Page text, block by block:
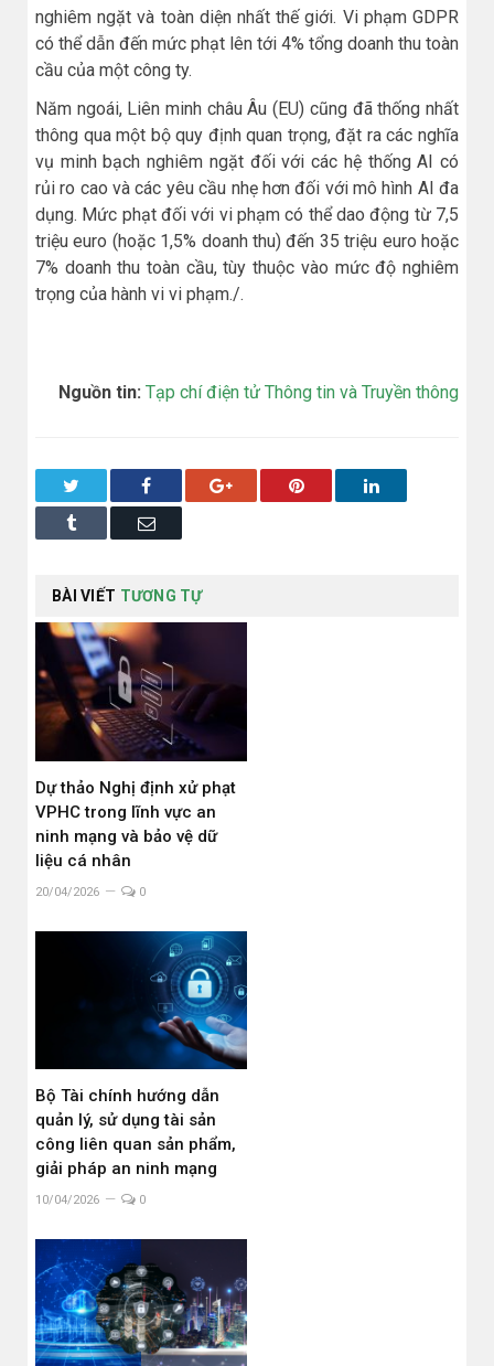
nghiêm ngặt và toàn diện nhất thế giới. Vi phạm GDPR
có thể dẫn đến mức phạt lên tới 4% tổng doanh thu toàn
cầu của một công ty.
Năm ngoái, Liên minh châu Âu (EU) cũng đã thống nhất
thông qua một bộ quy định quan trọng, đặt ra các nghĩa
vụ minh bạch nghiêm ngặt đối với các hệ thống AI có
rủi ro cao và các yêu cầu nhẹ hơn đối với mô hình AI đa
dụng. Mức phạt đối với vi phạm có thể dao động từ 7,5
triệu euro (hoặc 1,5% doanh thu) đến 35 triệu euro hoặc
7% doanh thu toàn cầu, tùy thuộc vào mức độ nghiêm
trọng của hành vi vi phạm./.
Nguồn tin: Tạp chí điện tử Thông tin và Truyền thông
Facebook Google+ Pinterest LinkedIn
Tumblr Email
BÀI VIẾT TƯƠNG TỰ
Dự thảo Nghị định xử phạt
VPHC trong lĩnh vực an
ninh mạng và bảo vệ dữ
liệu cá nhân
20/04/2026 0
Bộ Tài chính hướng dẫn
quản lý, sử dụng tài sản
công liên quan sản phẩm,
giải pháp an ninh mạng
10/04/2026 0